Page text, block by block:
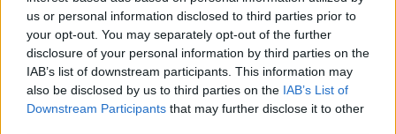
us or personal information disclosed to third parties prior to
your opt-out. You may separately opt-out of the further
disclosure of your personal information by third parties on the
IAB’s list of downstream participants. This information may
also be disclosed by us to third parties on the IAB’s List of
Downstream Participants that may further disclose it to other
Todo lo fue
Lenin Ramirez